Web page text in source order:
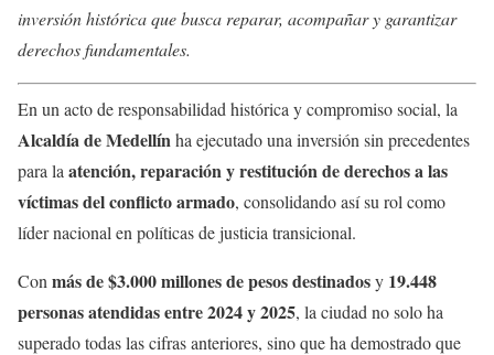
inversión histórica que busca reparar, acompañar y garantizar
derechos fundamentales.
En un acto de responsabilidad histórica y compromiso social, la
Alcaldía de Medellínha ejecutado una inversión sin precedentes
para la atención, reparación y restitución de derechos a las
víctimas del conflicto armado, consolidando así su rol como
líder nacional en políticas de justicia transicional.
Con más de $3.000 millones de pesos destinadosy 19.448
personas atendidas entre 2024 y 2025, la ciudad no solo ha
superado todas las cifras anteriores, sino que ha demostrado que